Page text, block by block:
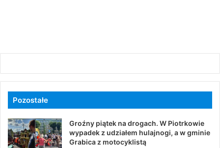
Pozostałe
Groźny piątek na drogach. W Piotrkowie
wypadek z udziałem hulajnogi, a w gminie
Grabica z motocyklistą